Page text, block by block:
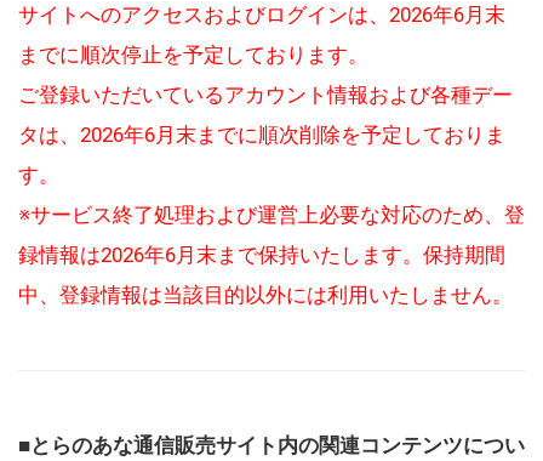
サイトへのアクセスおよびログインは、2026年6月末
までに順次停止を予定しております。
ご登録いただいているアカウント情報および各種デー
タは、2026年6月末までに順次削除を予定しておりま
す。
※サービス終了処理および運営上必要な対応のため、登
録情報は2026年6月末まで保持いたします。保持期間
中、登録情報は当該目的以外には利用いたしません。
■とらのあな通信販売サイト内の関連コンテンツについ